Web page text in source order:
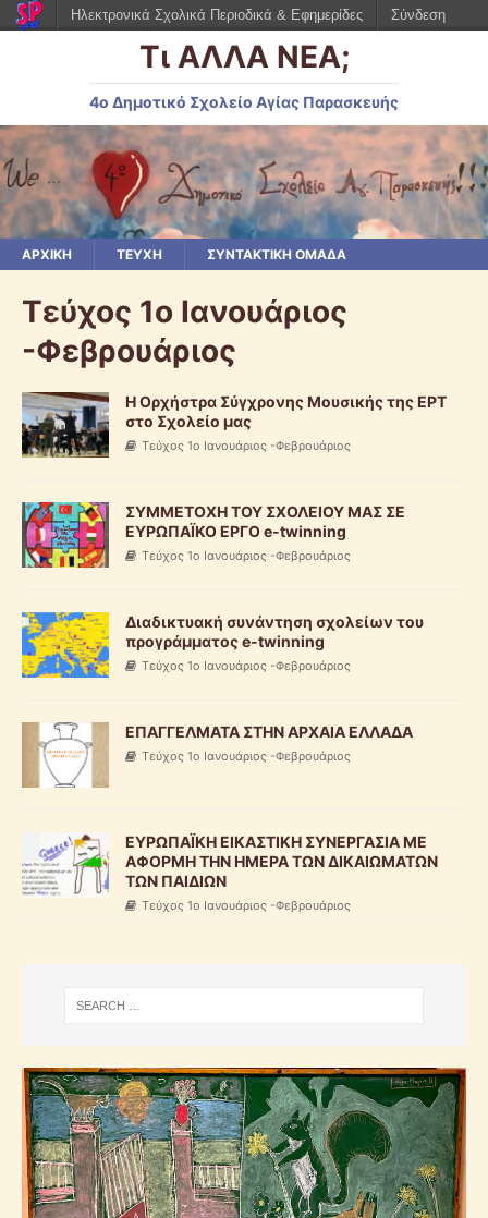
Τι ΑΛΛΑ ΝΕΑ;
4ο Δημοτικό Σχολείο Αγίας Παρασκευής
ΑΡΧΙΚΗ ΤΕΥΧΗ ΣΥΝΤΑΚΤΙΚΗ ΟΜΑΔΑ
Τεύχος 1ο Ιανουάριος
-Φεβρουάριος
Η Ορχήστρα Σύγχρονης Μουσικής της ΕΡΤ
στο Σχολείο μας
Τεύχος 1ο Ιανουάριος -Φεβρουάριος
ΣΥΜΜΕΤΟΧΗ ΤΟΥ ΣΧΟΛΕΙΟΥ ΜΑΣ ΣΕ
ΕΥΡΩΠΑΪΚΟ ΕΡΓΟ e-twinning
Τεύχος 1ο Ιανουάριος -Φεβρουάριος
Διαδικτυακή συνάντηση σχολείων του
προγράμματος e-twinning
Τεύχος 1ο Ιανουάριος -Φεβρουάριος
ΕΠΑΓΓΕΛΜΑΤΑ ΣΤΗΝ ΑΡΧΑΙΑ ΕΛΛΑΔΑ
Τεύχος 1ο Ιανουάριος -Φεβρουάριος
ΕΥΡΩΠΑΪΚΗ ΕΙΚΑΣΤΙΚΗ ΣΥΝΕΡΓΑΣΙΑ ΜΕ
ΑΦΟΡΜΗ ΤΗΝ ΗΜΕΡΑ ΤΩΝ ΔΙΚΑΙΩΜΑΤΩΝ
ΤΩΝ ΠΑΙΔΙΩΝ
Τεύχος 1ο Ιανουάριος -Φεβρουάριος
Ηλεκτρονικά Σχολικά Περιοδικά & Εφημερίδες Σύνδεση